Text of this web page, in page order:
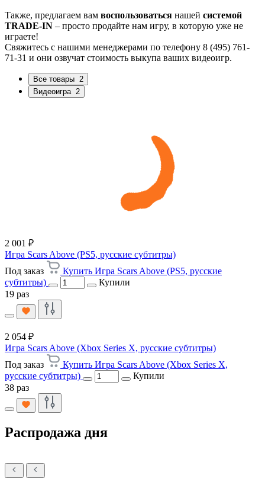
Также, предлагаем вам воспользоваться нашей системой
TRADE-IN – просто продайте нам игру, в которую уже не
играете!
Свяжитесь с нашими менеджерами по телефону 8 (495) 761-
71-31 и они озвучат стоимость выкупа ваших видеоигр.
Все товары 2
Видеоигра 2
2 001 ₽
Игра Scars Above (PS5, русские субтитры)
Под заказ
Купить Игра Scars Above (PS5, русские
субтитры)
Купили
19 раз
2 054 ₽
Игра Scars Above (Xbox Series X, русские субтитры)
Под заказ
Купить Игра Scars Above (Xbox Series X,
русские субтитры)
Купили
38 раз
Распродажа дня